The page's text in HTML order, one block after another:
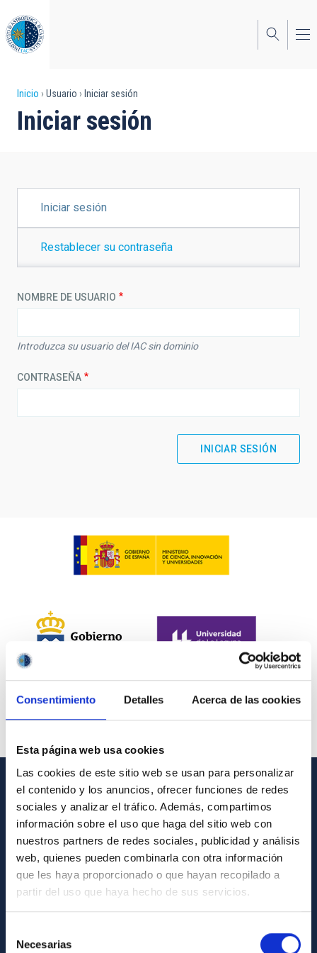
Consentimiento Detalles Acerca de las cookies
Esta página web usa cookies
Las cookies de este sitio web se usan para personalizar
el contenido y los anuncios, ofrecer funciones de redes
sociales y analizar el tráfico. Además, compartimos
información sobre el uso que haga del sitio web con
nuestros partners de redes sociales, publicidad y análisis
web, quienes pueden combinarla con otra información
que les haya proporcionado o que hayan recopilado a
partir del uso que haya hecho de sus servicios.
Necesarias
al
contenido
principal
Sobrescribir
enlaces
la
navegación
Inicio Usuario Iniciar sesión
Iniciar sesión
PRINCIPALES
Iniciar sesión
Restablecer su contraseña
NOMBRE DE USUARIO
Introduzca su usuario del IAC sin dominio
CONTRASEÑA
INFORMACIÓN GENERAL
Contacto
Cómo llegar al IAC
Directorio de personal
Biblioteca